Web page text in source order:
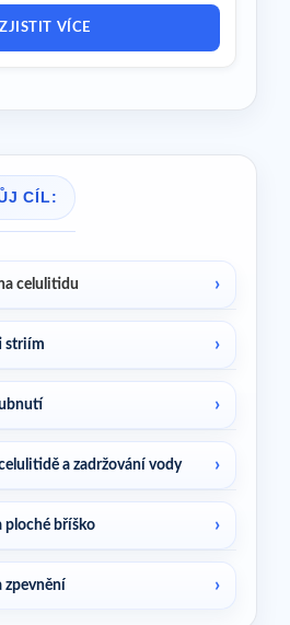
ZJISTIT VÍCE
CÍL:
celulitidu
striím
a zadržování vody
ploché bříško
zpevnění